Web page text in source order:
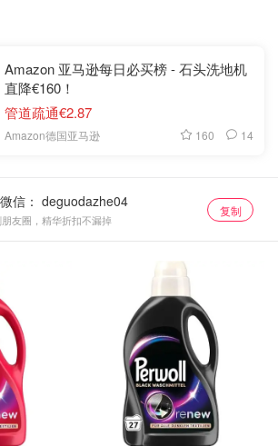
Amazon 亚马逊每日必买榜 - 石头洗地机
直降€160！
管道疏通€2.87
Amazon德国亚马逊 160 14
信：
友圈，精华折扣不漏掉
复制